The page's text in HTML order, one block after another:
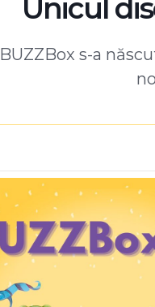
Unicul
BUZZBox s-a